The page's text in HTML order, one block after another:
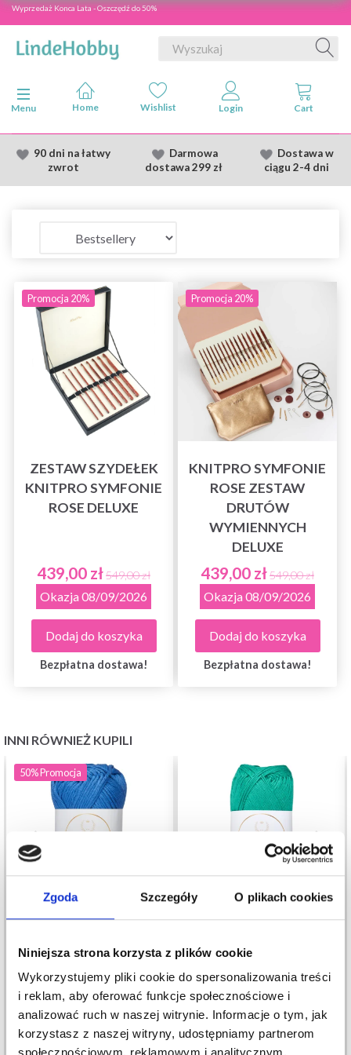
Zgoda Szczegóły O plikach cookies
Niniejsza strona korzysta z plików cookie
Wykorzystujemy pliki cookie do spersonalizowania treści
i reklam, aby oferować funkcje społecznościowe i
analizować ruch w naszej witrynie. Informacje o tym, jak
korzystasz z naszej witryny, udostępniamy partnerom
Wyprzedaż Konca Lata - Oszczędź do 50%
Przełącz nawigację
Menu
90 dni na łatwy
zwrot
Darmowa
dostawa299 zł
Dostawaw
ciągu 2-4 dni
Promocja 20%
ZESTAW SZYDEŁEK
KNITPRO SYMFONIE
ROSE DELUXE
439,00 zł549,00 zł
Okazja 08/09/2026
Dodaj do koszyka
Bezpłatna dostawa!
Promocja 20%
KNITPRO SYMFONIE
ROSE ZESTAW
DRUTÓW
WYMIENNYCH
DELUXE
439,00 zł549,00 zł
Okazja 08/09/2026
Dodaj do koszyka
Bezpłatna dostawa!
INNI RÓWNIEŻ KUPILI
50%Promocja
LINDEHOBBY COTTON
8/8
6,50 zł12,95 zł
Okazja 31/08/2026
8/4
11,40 zł